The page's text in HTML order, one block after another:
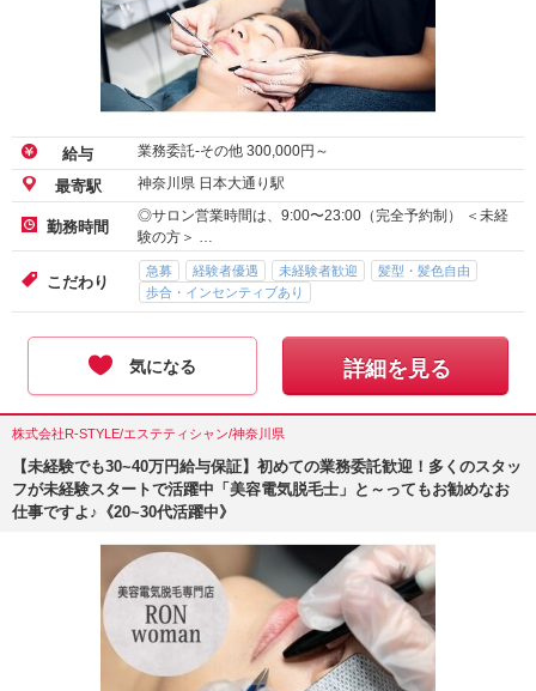
給与 業務委託-その他 300,000円～
最寄駅 神奈川県 日本大通り駅
勤務時間
◎サロン営業時間は、9:00〜23:00（完全予約制） ＜未経
験の方＞ …
こだわり
急募 経験者優遇 未経験者歓迎
髪型・髪色自由
歩合・インセンティブあり
気になる 詳細を見る
株式会社R-STYLE/エステティシャン/神奈川県
【未経験でも30~40万円給与保証】初めての業務委託歓迎！多くのスタッ
フが未経験スタートで活躍中「美容電気脱毛士」と～ってもお勧めなお
仕事ですよ♪《20~30代活躍中》